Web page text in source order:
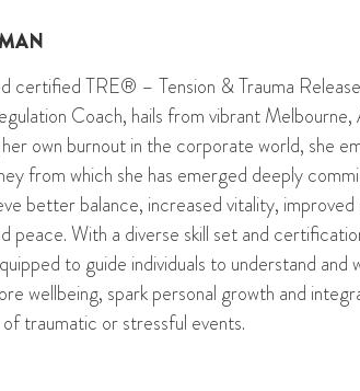
certified TRE® – Tension & Trauma
Coach, hails from vibrant Melbourne,
own burnout in the corporate world, she
from which she has emerged deeply
better balance, increased vitality, improved
peace. With a diverse skill set and
to guide individuals to understand and
wellbeing, spark personal growth and
traumatic or stressful events.